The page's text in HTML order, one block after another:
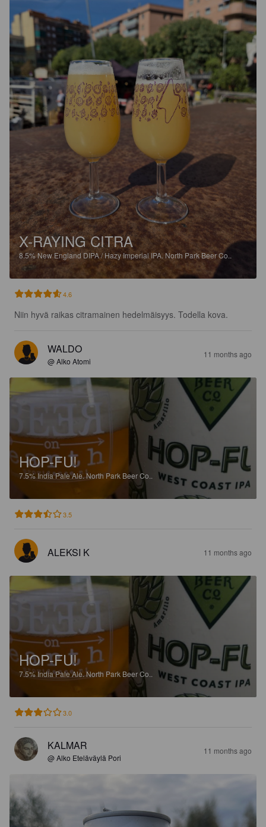
X-RAYING CITRA
8.5%New England DIPA / Hazy Imperial IPA. North Park Beer Co..
4.6
Niin hyvä raikas citramainen hedelmäisyys. Todella kova.
WALDO
@ Alko Atomi
11 months ago
HOP-FU!
7.5%India Pale Ale.North Park Beer Co..
3.5
ALEKSI K 11 months ago
HOP-FU!
7.5%India Pale Ale.North Park Beer Co..
3.0
KALMAR
@ Alko Eteläväylä Pori
11 months ago